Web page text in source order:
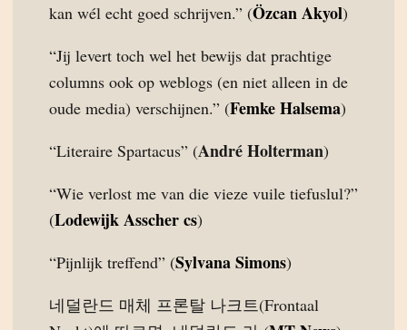
kan wél echt goed schrijven.” (Özcan Akyol)
“Jij levert toch wel het bewijs dat prachtige
columns ook op weblogs (en niet alleen in de
oude media) verschijnen.” (Femke Halsema)
“Literaire Spartacus” (André Holterman)
“Wie verlost me van die vieze vuile tiefuslul?”
(Lodewijk Asscher cs)
“Pijnlijk treffend” (Sylvana Simons)
네덜란드 매체 프론탈 나크트(Frontaal